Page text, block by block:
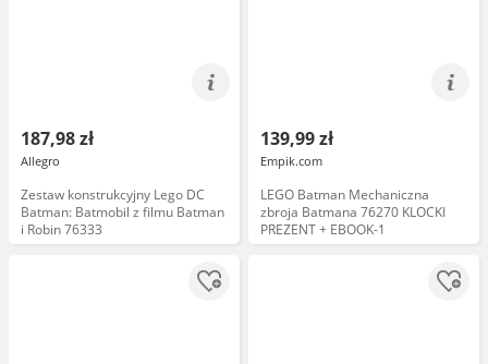
187,98 zł
Allegro
Zestaw konstrukcyjny Lego DC
Batman: Batmobil z filmu Batman
i Robin 76333
139,99 zł
Empik.com
LEGO Batman Mechaniczna
zbroja Batmana 76270 KLOCKI
PREZENT + EBOOK-1